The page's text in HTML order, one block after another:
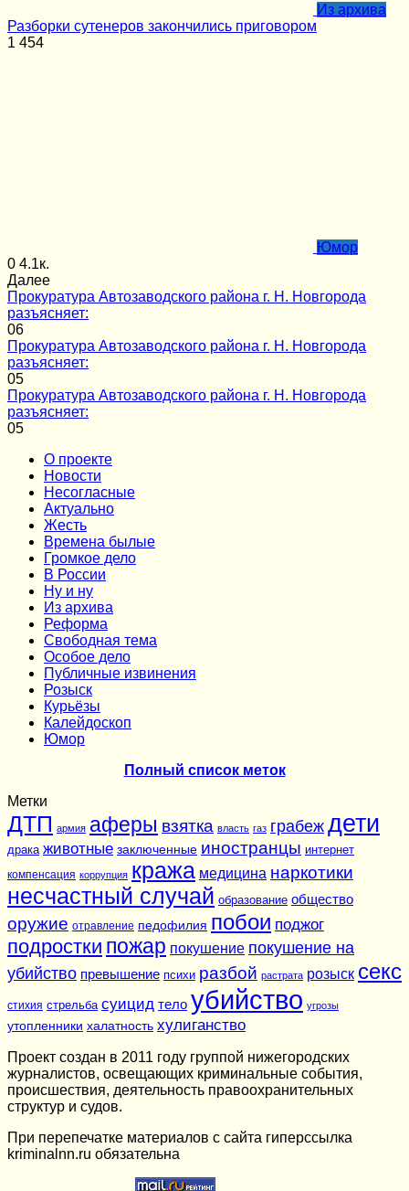
Из архива
Разборки сутенеров закончились приговором
1 454
Юмор
0 4.1к.
Далее
Прокуратура Автозаводского района г. Н. Новгорода
разъясняет:
06
Прокуратура Автозаводского района г. Н. Новгорода
разъясняет:
05
Прокуратура Автозаводского района г. Н. Новгорода
разъясняет:
05
О проекте
Новости
Несогласные
Актуально
Жесть
Времена былые
Громкое дело
В России
Ну и ну
Из архива
Реформа
Cвободная тема
Особое дело
Публичные извинения
Розыск
Курьёзы
Калейдоскоп
Юмор
Полный список меток
Метки
ДТП армия аферы взятка власть газ грабеж дети
драка животные заключенные иностранцы интернет
компенсация коррупция кража медицина наркотики
несчастный случай образование общество
оружие отравление педофилия побои поджог
подростки пожар покушение покушение на
убийство превышение психи разбой растрата розыск секс
стихия стрельба суицид тело убийство угрозы
утопленники халатность хулиганство
Проект создан в 2011 году группой нижегородских
журналистов, освещающих криминальные события,
происшествия, деятельность правоохранительных
структур и судов.
При перепечатке материалов c сайта гиперссылка
kriminalnn.ru обязательна